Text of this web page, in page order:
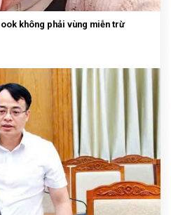
không phải vùng miễn trừ